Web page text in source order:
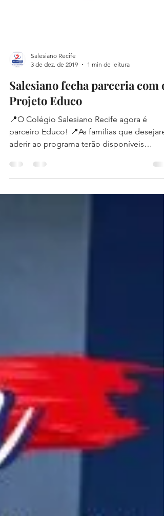
Salesiano Recife
3 de dez. de 2019
Salesiano fecha parceria com o
Projeto Educo
parceiro Educo! 📍As famílias que
aderir ao programa terão disponíveis
matérias,...